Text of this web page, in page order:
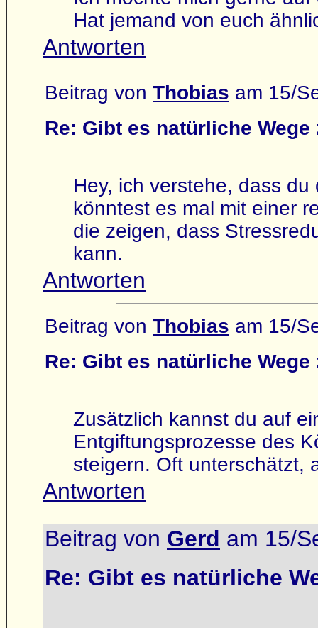
Hat jemand von euch
Antworten
Beitrag von Thobias am 15/
Re: Gibt es natürliche
Hey, ich verstehe, dass
könntest es mal mit einer
die zeigen, dass
kann.
Antworten
Beitrag von Thobias am 15/
Re: Gibt es natürliche
Zusätzlich kannst du auf
Entgiftungsprozesse des
steigern. Oft unterschätzt,
Antworten
Beitrag von Gerd am 15/
Re: Gibt es natürliche